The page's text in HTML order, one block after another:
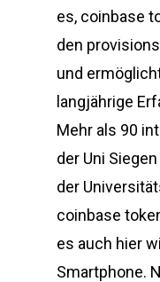
es, coinbase
den
und
langjährige
Mehr als 90
der Uni
der
coinbase
es auch hier
Smartphone.